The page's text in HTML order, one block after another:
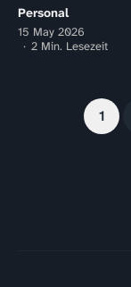
Personal
15 May 2026
2 Min. Lesezeit
1